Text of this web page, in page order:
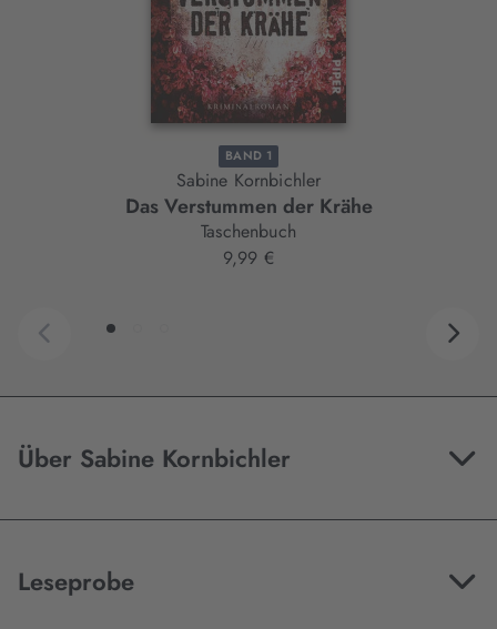
BAND 1
Sabine Kornbichler
Das Verstummen der Krähe
Taschenbuch
9,99 €
Über Sabine Kornbichler
Leseprobe